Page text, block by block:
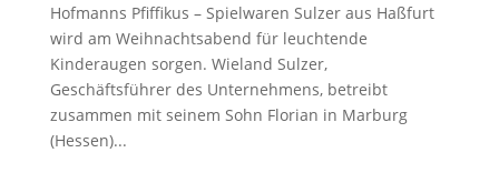
Hofmanns Pfiffikus – Spielwaren Sulzer aus Haßfurt
wird am Weihnachtsabend für leuchtende
Kinderaugen sorgen. Wieland Sulzer,
Geschäftsführer des Unternehmens, betreibt
zusammen mit seinem Sohn Florian in Marburg
(Hessen)...